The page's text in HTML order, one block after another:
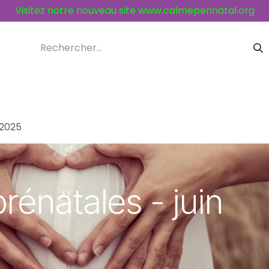
Visitez notre nouveau site www.calmeperinatal.org
- juin